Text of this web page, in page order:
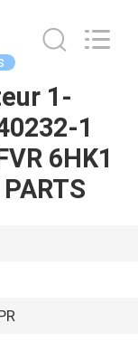
1-
1
6HK1